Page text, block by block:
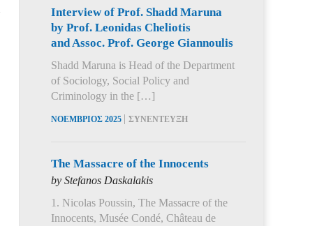
Interview of Prof. Shadd Maruna
by Prof. Leonidas Cheliotis
and Assoc. Prof. George Giannoulis
Shadd Maruna is Head of the Department
of Sociology, Social Policy and
Criminology in the […]
ΝΟΕΜΒΡΙΟΣ 2025 | ΣΥΝΕΝΤΕΥΞΗ
The Massacre of the Innocents
by Stefanos Daskalakis
1. Nicolas Poussin, The Massacre of the
Innocents, Musée Condé, Château de